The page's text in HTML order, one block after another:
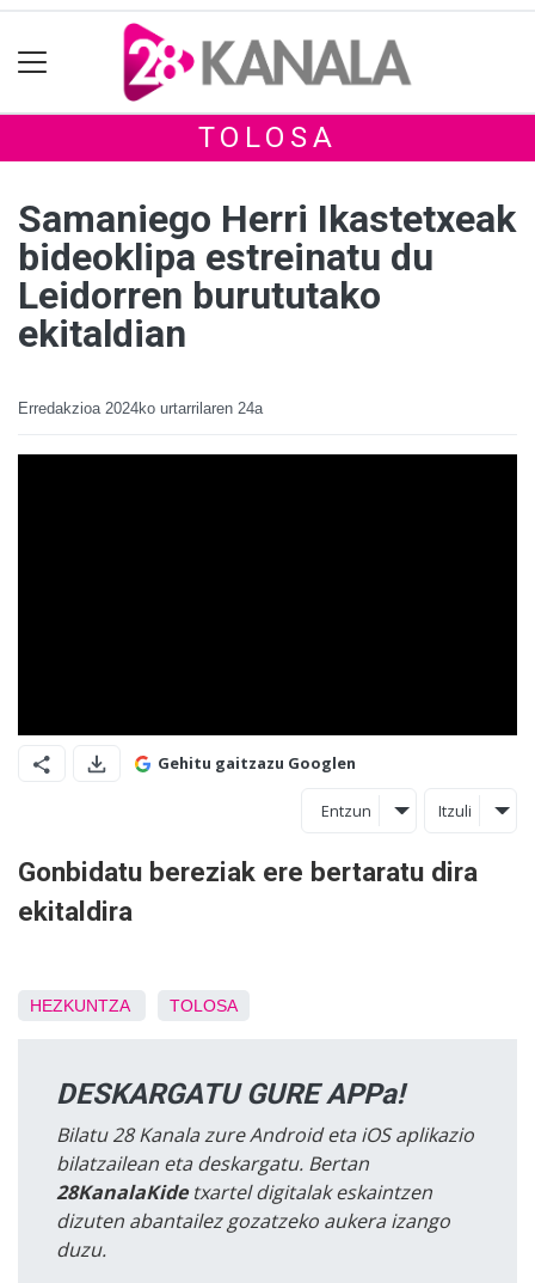
TOLOSA
Samaniego Herri Ikastetxeak
bideoklipa estreinatu du
Leidorren burututako
ekitaldian
Erredakzioa 2024ko urtarrilaren 24a
Gehitu gaitzazu Googlen
Entzun Itzuli
Gonbidatu bereziak ere bertaratu dira
ekitaldira
HEZKUNTZA TOLOSA
DESKARGATU GURE APPa!
Bilatu 28 Kanala zure Android eta iOS aplikazio
bilatzailean eta deskargatu. Bertan
28KanalaKidetxartel digitalak eskaintzen
dizuten abantailez gozatzeko aukera izango
duzu.